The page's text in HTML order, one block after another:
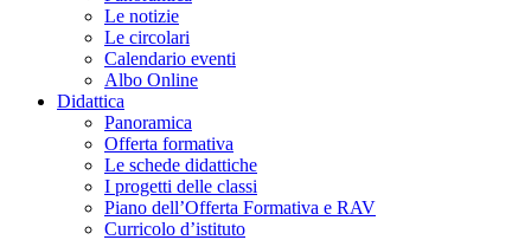
Le notizie
Le circolari
Calendario eventi
Albo Online
Didattica
Panoramica
Offerta formativa
Le schede didattiche
I progetti delle classi
Piano dell’Offerta Formativa e RAV
Curricolo d’istituto